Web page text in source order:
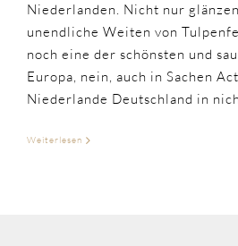
Niederlanden. Nicht nur
unendliche Weiten von
noch eine der schönsten und
Europa, nein, auch in Sachen
Niederlande Deutschland in
Weiterlesen